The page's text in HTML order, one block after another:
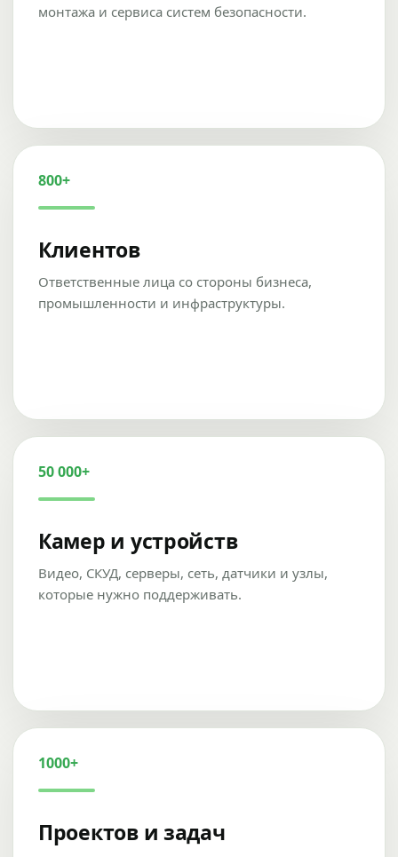
монтажа и сервиса систем безопасности.
800+
Клиентов
Ответственные лица со стороны бизнеса,
промышленности и инфраструктуры.
50 000+
Камер и устройств
Видео, СКУД, серверы, сеть, датчики и узлы,
которые нужно поддерживать.
1000+
Проектов и задач